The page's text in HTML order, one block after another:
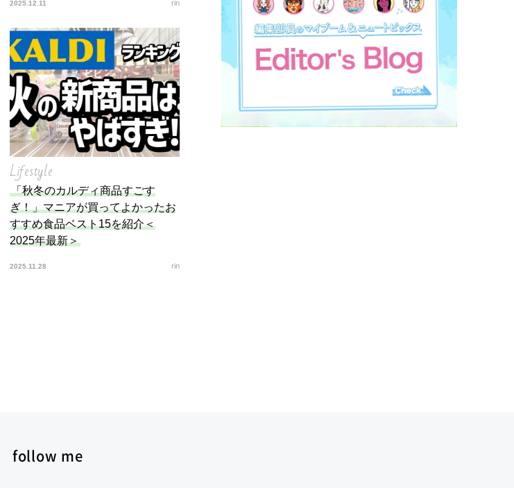
2025.12.11 rin
Lifestyle
「秋冬のカルディ商品すごす
ぎ！」マニアが買ってよかったお
すすめ食品ベスト15を紹介＜
2025年最新＞
2025.11.28 rin
follow me